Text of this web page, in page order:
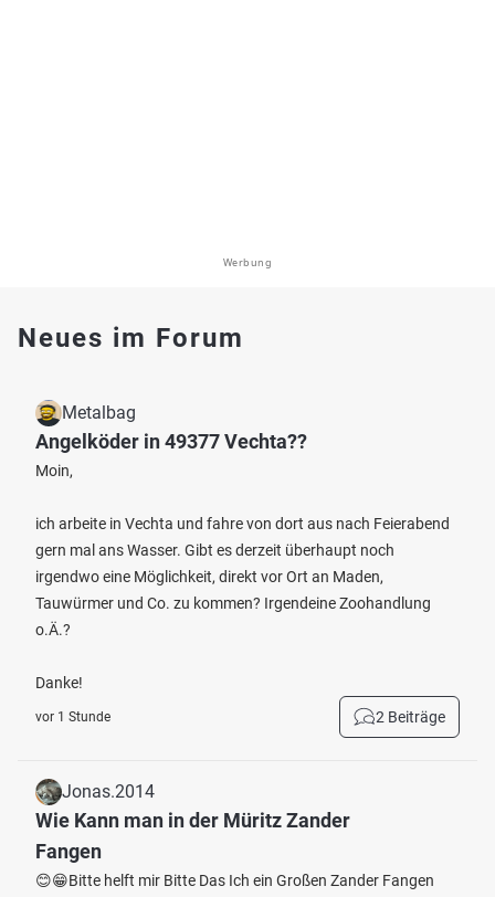
Werbung
Neues im Forum
Metalbag
Angelköder in 49377 Vechta??
Moin,
ich arbeite in Vechta und fahre von dort aus nach Feierabend
gern mal ans Wasser. Gibt es derzeit überhaupt noch
irgendwo eine Möglichkeit, direkt vor Ort an Maden,
Tauwürmer und Co. zu kommen? Irgendeine Zoohandlung
o.Ä.?
Danke!
vor 1 Stunde 2 Beiträge
Jonas.2014
Wie Kann man in der Müritz Zander
Fangen
😊😁Bitte helft mir Bitte Das Ich ein Großen Zander Fangen